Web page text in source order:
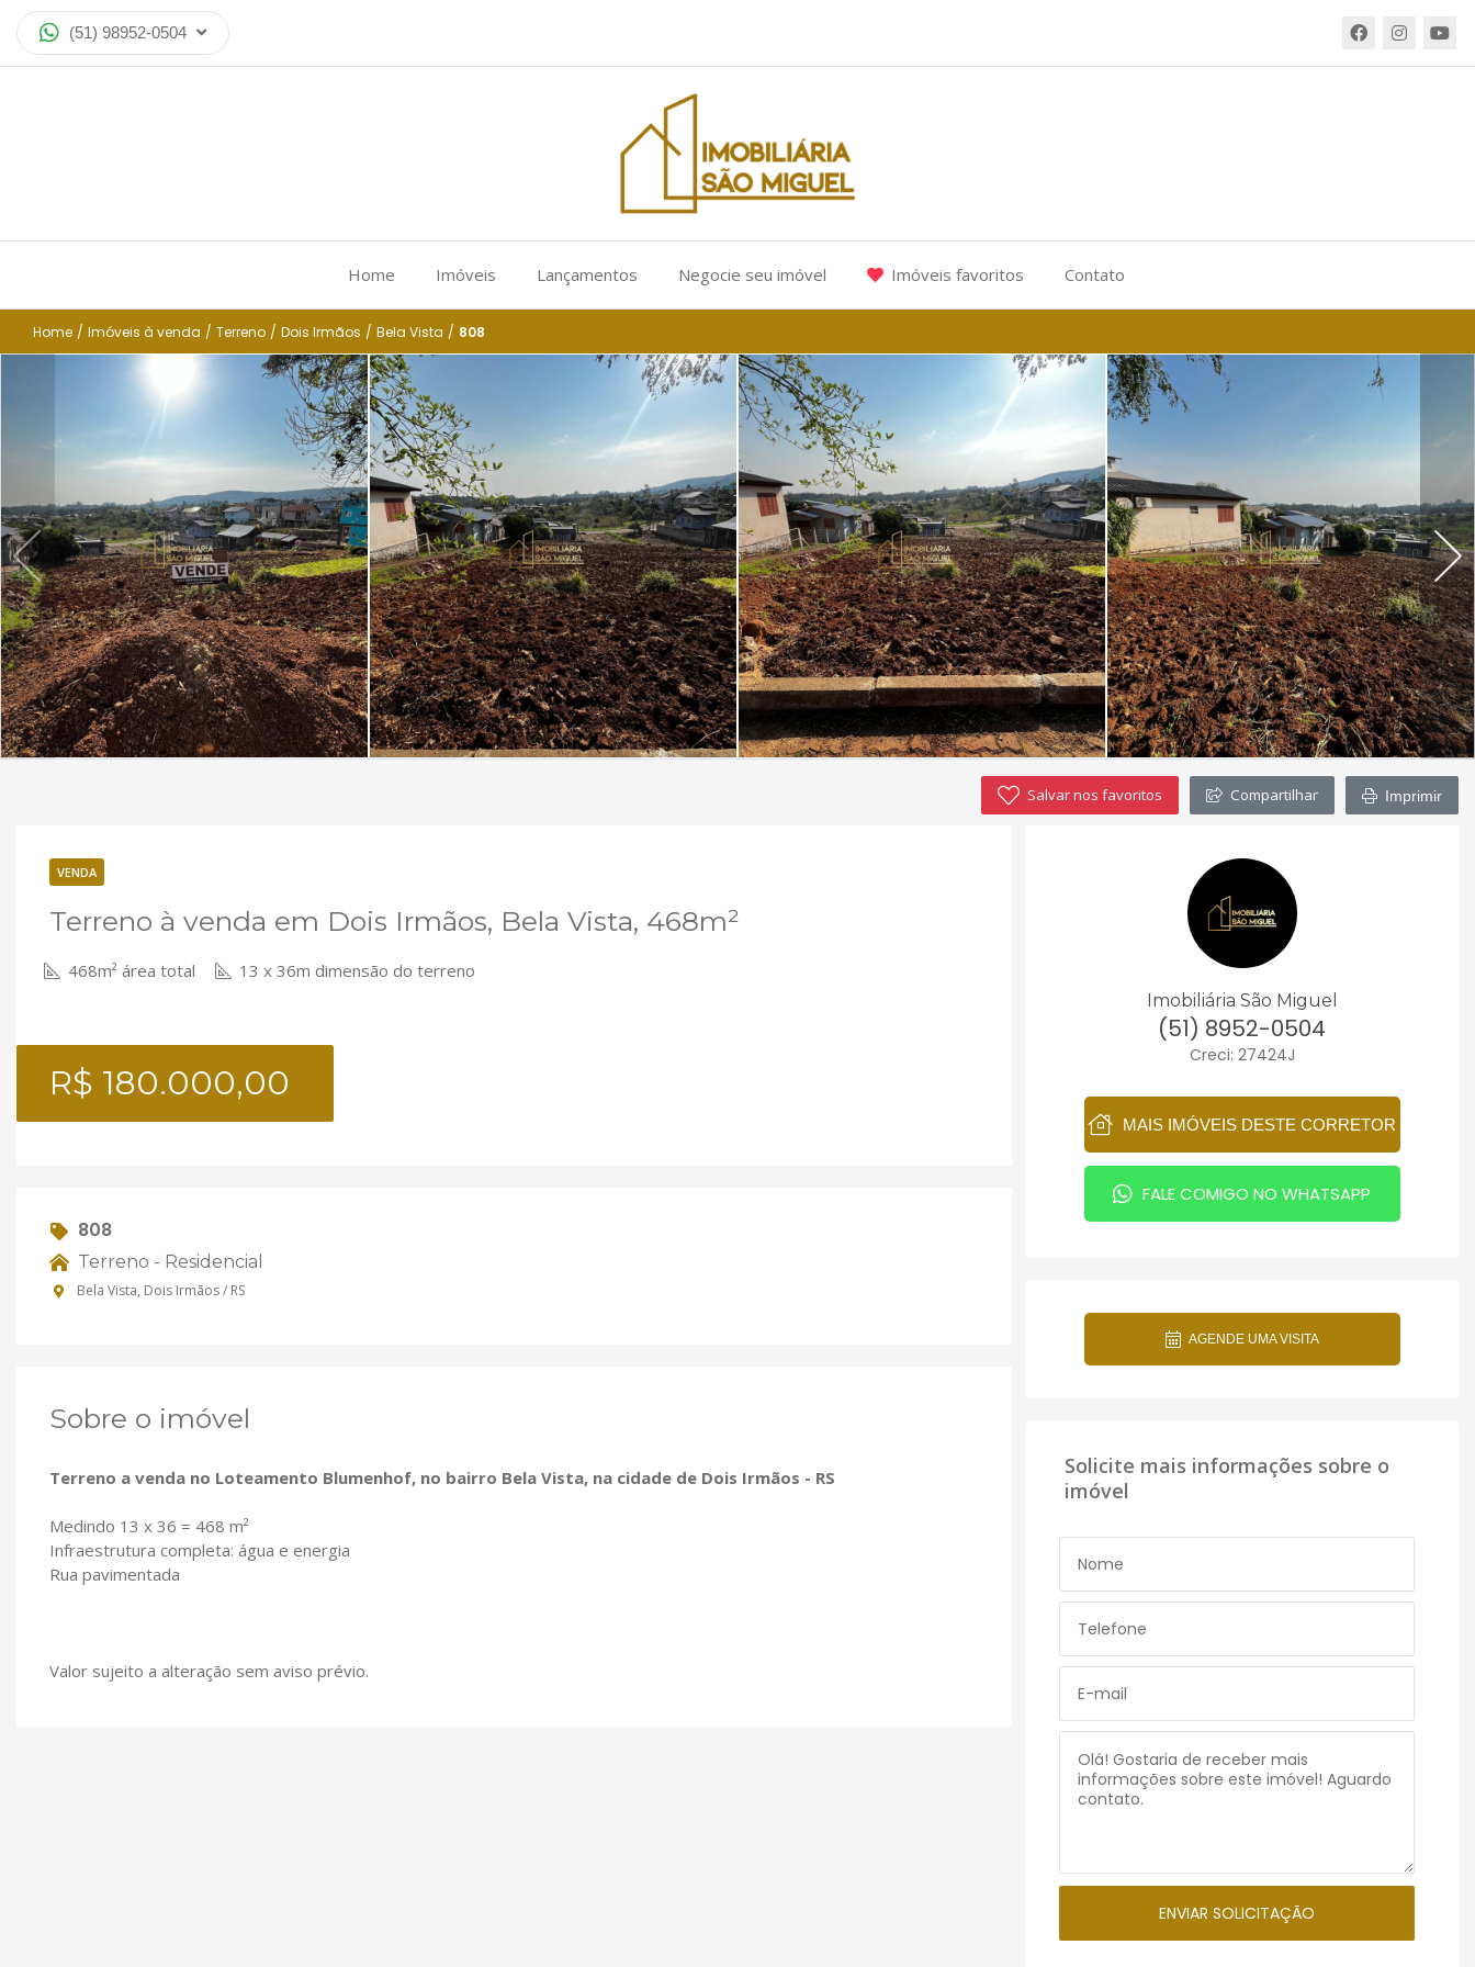
(51) 98952-0504
Home Imóveis Lançamentos Negocie seu imóvel Imóveis favoritos Contato
Home / Imóveis à venda / Terreno / Dois Irmãos / Bela Vista / 808
Salvar nos favoritos Compartilhar Imprimir
VENDA
Terreno à venda em Dois Irmãos, Bela Vista, 468m²
468m² área total 13 x 36m dimensão do terreno
R$ 180.000,00
808
Terreno - Residencial
Bela Vista, Dois Irmãos / RS
Sobre o imóvel
Terreno a venda no Loteamento Blumenhof, no bairro Bela Vista, na cidade de Dois Irmãos - RS
Medindo 13 x 36 = 468 m²
Infraestrutura completa: água e energia
Rua pavimentada
Valor sujeito a alteração sem aviso prévio.
Imobiliária São Miguel
(51) 8952-0504
Creci: 27424J
MAIS IMÓVEIS DESTE CORRETOR
FALE COMIGO NO WHATSAPP
AGENDE UMA VISITA
Solicite mais informações sobre o
imóvel